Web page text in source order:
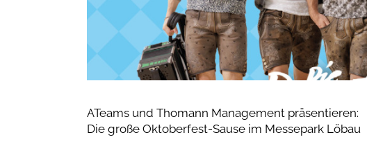
ATeams und Thomann Management präsentieren:
Die große Oktoberfest-Sause im Messepark Löbau